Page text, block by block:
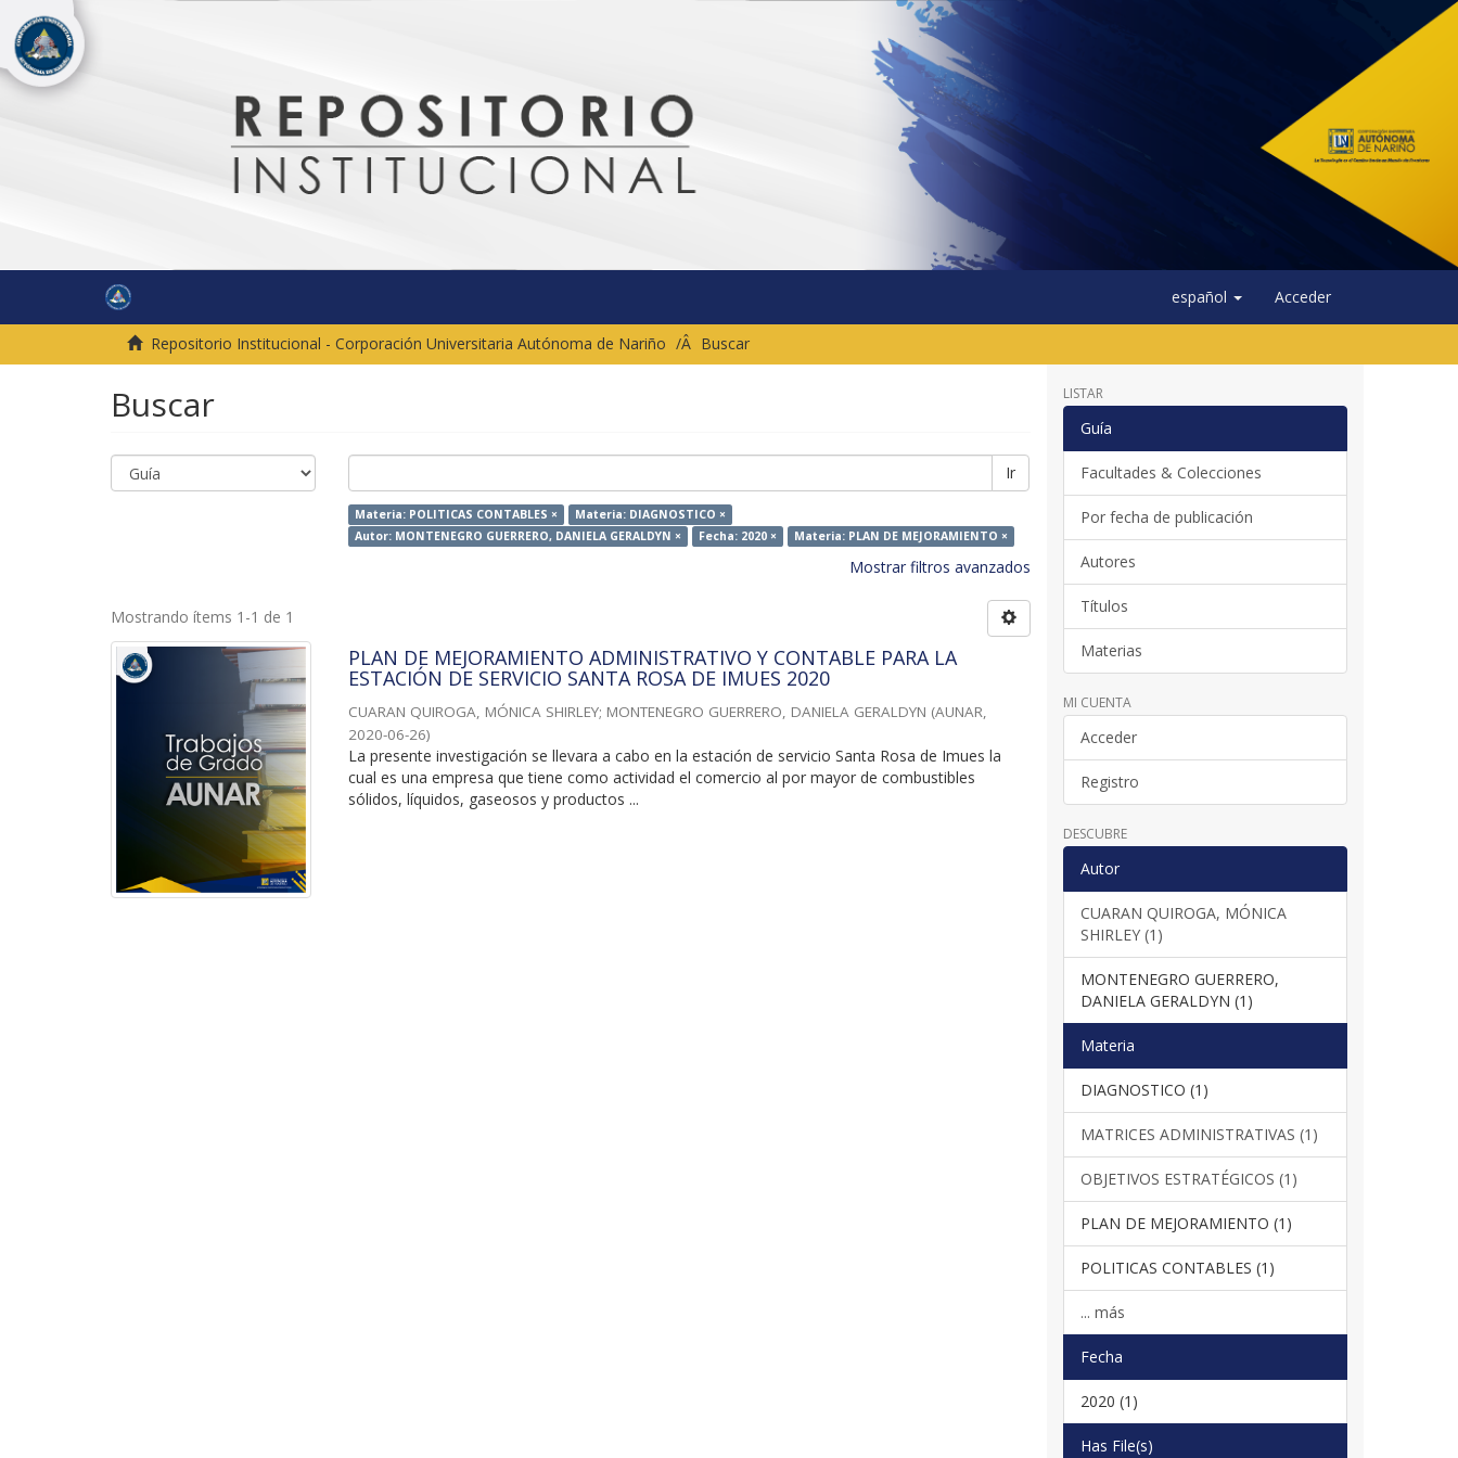
español Acceder
Repositorio Institucional - Corporación Universitaria Autónoma de Nariño Buscar
Buscar
Ir
Materia: POLITICAS CONTABLES ×
Materia: DIAGNOSTICO ×
Autor: MONTENEGRO GUERRERO, DANIELA GERALDYN ×
Fecha: 2020 × Materia: PLAN DE MEJORAMIENTO ×
Mostrar filtros avanzados
Mostrando ítems 1-1 de 1
PLAN DE MEJORAMIENTO ADMINISTRATIVO Y CONTABLE PARA LA
ESTACIÓN DE SERVICIO SANTA ROSA DE IMUES 2020
CUARAN QUIROGA, MÓNICA SHIRLEY; MONTENEGRO GUERRERO, DANIELA GERALDYN (AUNAR,
2020-06-26)
La presente investigación se llevara a cabo en la estación de servicio Santa Rosa de Imues la
cual es una empresa que tiene como actividad el comercio al por mayor de combustibles
sólidos, líquidos, gaseosos y productos ...
LISTAR
Guía
Facultades & Colecciones
Por fecha de publicación
Autores
Títulos
Materias
MI CUENTA
Acceder
Registro
DESCUBRE
Autor
CUARAN QUIROGA, MÓNICA
SHIRLEY (1)
MONTENEGRO GUERRERO,
DANIELA GERALDYN (1)
Materia
DIAGNOSTICO (1)
MATRICES ADMINISTRATIVAS (1)
OBJETIVOS ESTRATÉGICOS (1)
PLAN DE MEJORAMIENTO (1)
POLITICAS CONTABLES (1)
... más
Fecha
2020 (1)
Has File(s)